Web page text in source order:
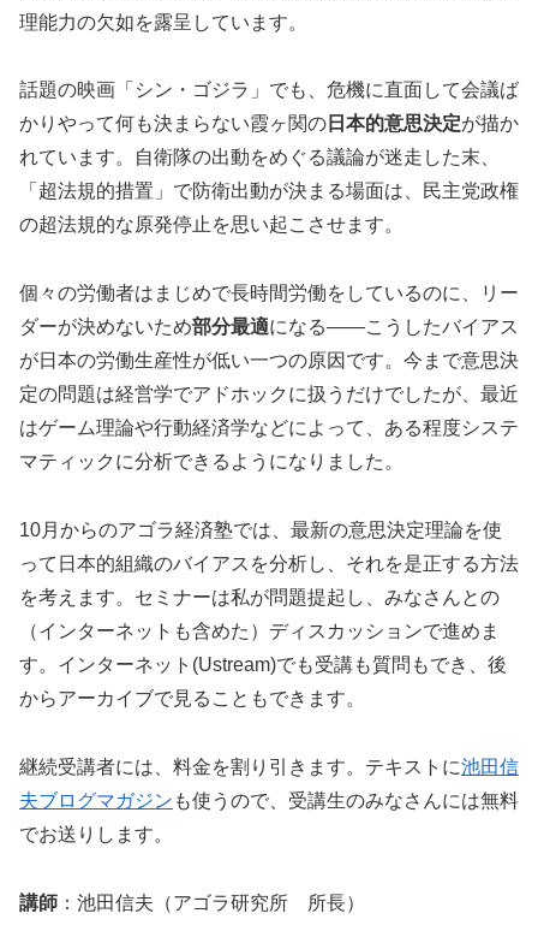
理能力の欠如を露呈しています。
話題の映画「シン・ゴジラ」でも、危機に直面して会議ば
かりやって何も決まらない霞ヶ関の 日本的意思決定が描か
れています。自衛隊の出動をめぐる議論が迷走した末、
「超法規的措置」で防衛出動が決まる場面は、民主党政権
の超法規的な原発停止を思い起こさせます。
個々の労働者はまじめで長時間労働をしているのに、リー
ダーが決めないため部分最適になる――こうしたバイアス
が日本の労働生産性が低い一つの原因です。今まで意思決
定の問題は経営学でアドホックに扱うだけでしたが、最近
はゲーム理論や行動経済学などによって、ある程度システ
マティックに分析できるようになりました。
10月からのアゴラ経済塾では、最新の意思決定理論を使
って日本的組織のバイアスを分析し、それを是正する方法
を考えます。セミナーは私が問題提起し、みなさんとの
（インターネットも含めた）ディスカッションで進めま
す。インターネット(Ustream)でも受講も質問もでき、後
からアーカイブで見ることもできます。
継続受講者には、料金を割り引きます。テキストに池田信
夫ブログマガジン も使うので、受講生のみなさんには無料
でお送りします。
講師 ：池田信夫（アゴラ研究所 所長）